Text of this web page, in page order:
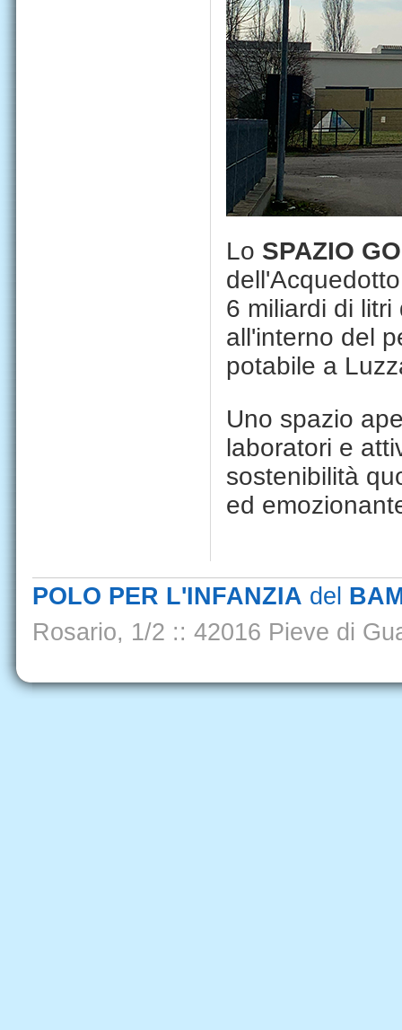
Lo SPAZIO
6 miliardi di
all'interno del
potabile a
Uno spazio
laboratori e
sostenibilità
ed
POLO PER L'INFANZIA del
Rosario, 1/2 :: 42016 Pieve di